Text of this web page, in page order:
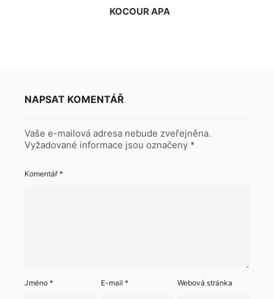
KOCOUR APA
NAPSAT KOMENTÁŘ
Vaše e-mailová adresa nebude zveřejněna.
Vyžadované informace jsou označeny *
Komentář*
Jméno * E-mail* Webová stránka